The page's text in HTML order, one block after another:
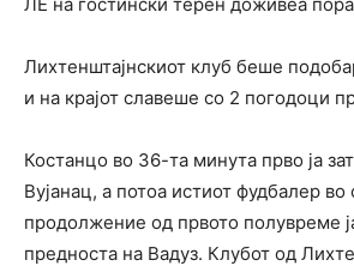
Лихтенштајнскиот клуб беше
и на крајот славеше со 2 погодоци
Костанцо во 36-та минута прво ја
Вујанац, а потоа истиот фудбалер во
продолжение од првото полувреме
предноста на Вадуз. Клубот од